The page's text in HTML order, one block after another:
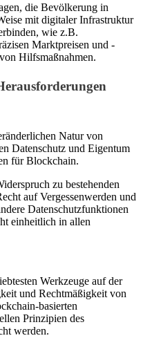
die Bevölkerung in
mit digitaler Infrastruktur
wie z.B.
Marktpreisen und -
Hilfsmaßnahmen.
Natur von
Datenschutz und Eigentum
für Blockchain.
zu bestehenden
auf Vergessenwerden und
Datenschutzfunktionen
einheitlich in allen
Werkzeuge auf der
und Rechtmäßigkeit von
basierten
Prinzipien des
werden.